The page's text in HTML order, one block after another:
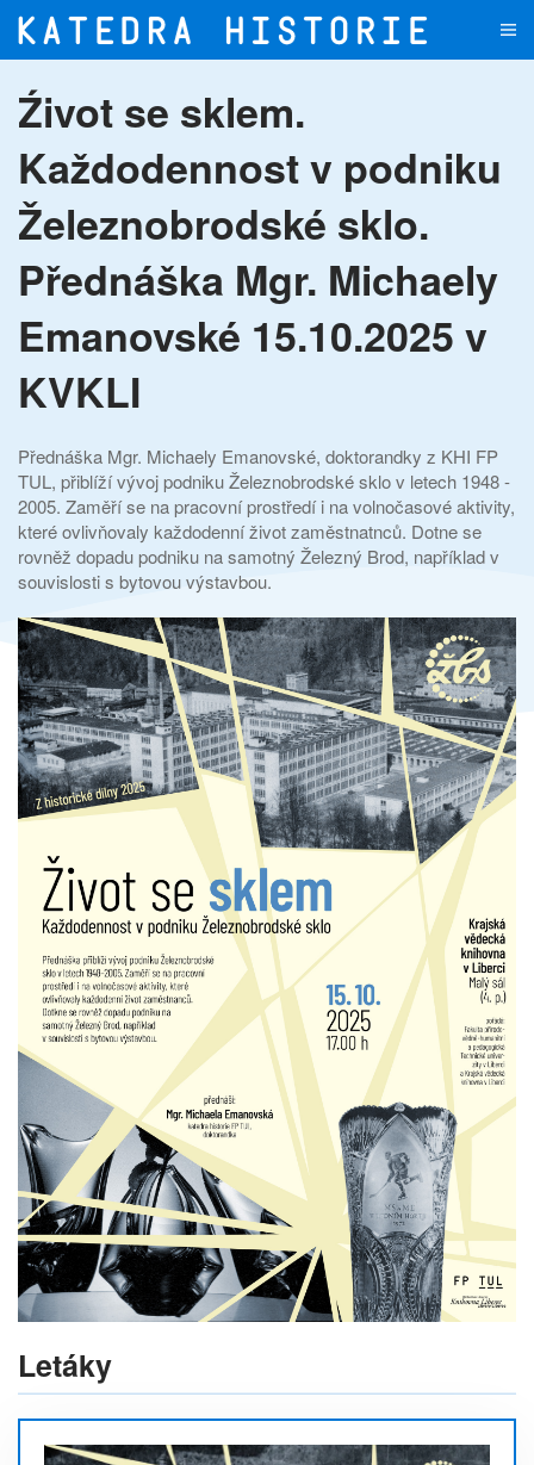
Přejít na hlavní obsah
Źivot se sklem.
Každodennost v podniku
Železnobrodské sklo.
Přednáška Mgr. Michaely
Emanovské 15.10.2025 v
KVKLI
Přednáška Mgr. Michaely Emanovské, doktorandky z KHI FP
TUL, přiblíží vývoj podniku Železnobrodské sklo v letech 1948 -
2005. Zaměří se na pracovní prostředí i na volnočasové aktivity,
které ovlivňovaly každodenní život zaměstnatnců. Dotne se
rovněž dopadu podniku na samotný Železný Brod, například v
souvislosti s bytovou výstavbou.
Letáky